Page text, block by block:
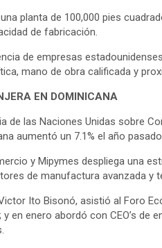
planta de 100,000 pies
de fabricación.
de empresas
mano de obra calificada y
EN DOMINICANA
de las Naciones Unidas sobre
aumentó un 7.1% el año
y Mipymes despliega una
de manufactura avanzada y
Ito Bisonó, asistió al Foro
en enero abordó con CEO’s